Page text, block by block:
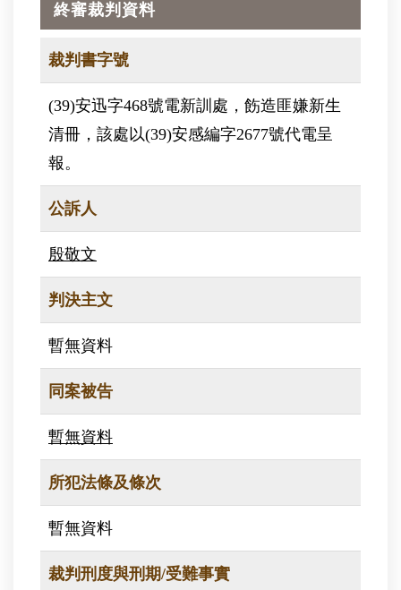
終審裁判資料
裁判書字號
(39)安迅字468號電新訓處，飭造匪嫌新生
清冊，該處以(39)安感編字2677號代電呈
報。
公訴人
殷敬文
判決主文
暫無資料
同案被告
暫無資料
所犯法條及條次
暫無資料
裁判刑度與刑期/受難事實